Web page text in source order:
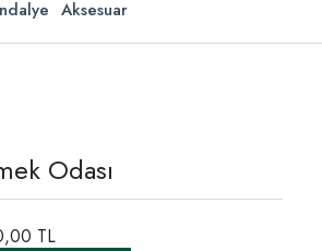
Aksesuar
Odası
TL